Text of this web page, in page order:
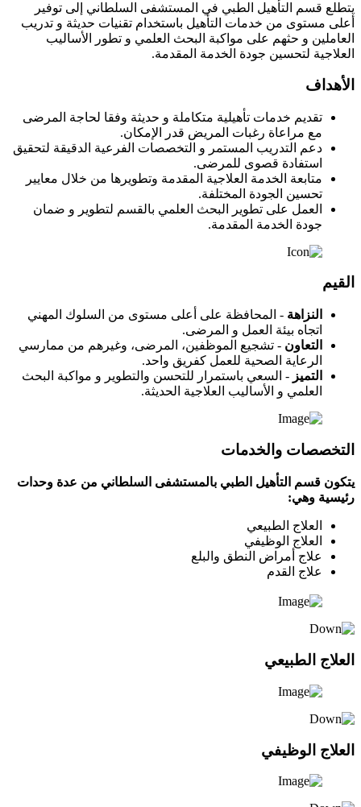
يتطلع قسم التأهيل الطبي في المستشفى السلطاني إلى توفير
أعلى مستوى من خدمات التأهيل باستخدام تقنيات حديثة و تدريب
العاملين و حثهم على مواكبة البحث العلمي و تطور الأساليب
العلاجية لتحسين جودة الخدمة المقدمة.
الأهداف
تقديم خدمات تأهيلية متكاملة و حديثة وفقا لحاجة المرضى
مع مراعاة رغبات المريض قدر الإمكان.
دعم التدريب المستمر و التخصصات الفرعية الدقيقة لتحقيق
استفادة قصوى للمرضى.
متابعة الخدمة العلاجية المقدمة وتطويرها من خلال معايير
تحسين الجودة المختلفة.
العمل على تطوير البحث العلمي بالقسم لتطوير و ضمان
جودة الخدمة المقدمة.
القيم
النزاهة - المحافظة على أعلى مستوى من السلوك المهني
اتجاه بيئة العمل و المرضى.
التعاون - تشجيع الموظفين، المرضى، وغيرهم من ممارسي
الرعاية الصحية للعمل كفريق واحد.
التميز - السعي باستمرار للتحسن والتطوير و مواكبة البحث
العلمي و الأساليب العلاجية الحديثة.
التخصصات والخدمات
يتكون قسم التأهيل الطبي بالمستشفى السلطاني من عدة وحدات
رئيسية وهي:
العلاج الطبيعي
العلاج الوظيفي
علاج أمراض النطق والبلع
علاج القدم
العلاج الطبيعي
العلاج الوظيفي